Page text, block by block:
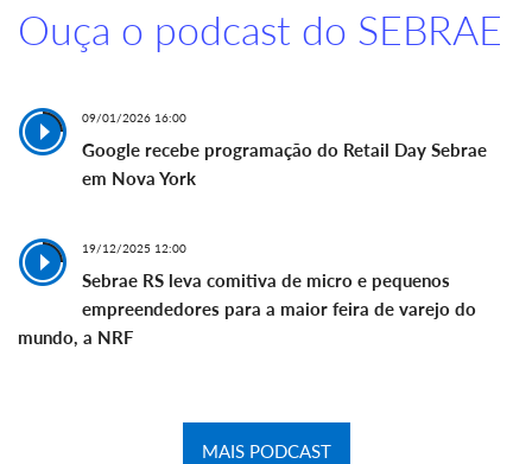
Ouça o podcast do SEBRAE
09/01/2026 16:00
Google recebe programação do Retail Day Sebrae
em Nova York
19/12/2025 12:00
Sebrae RS leva comitiva de micro e pequenos
empreendedores para a maior feira de varejo do
mundo, a NRF
MAIS PODCAST